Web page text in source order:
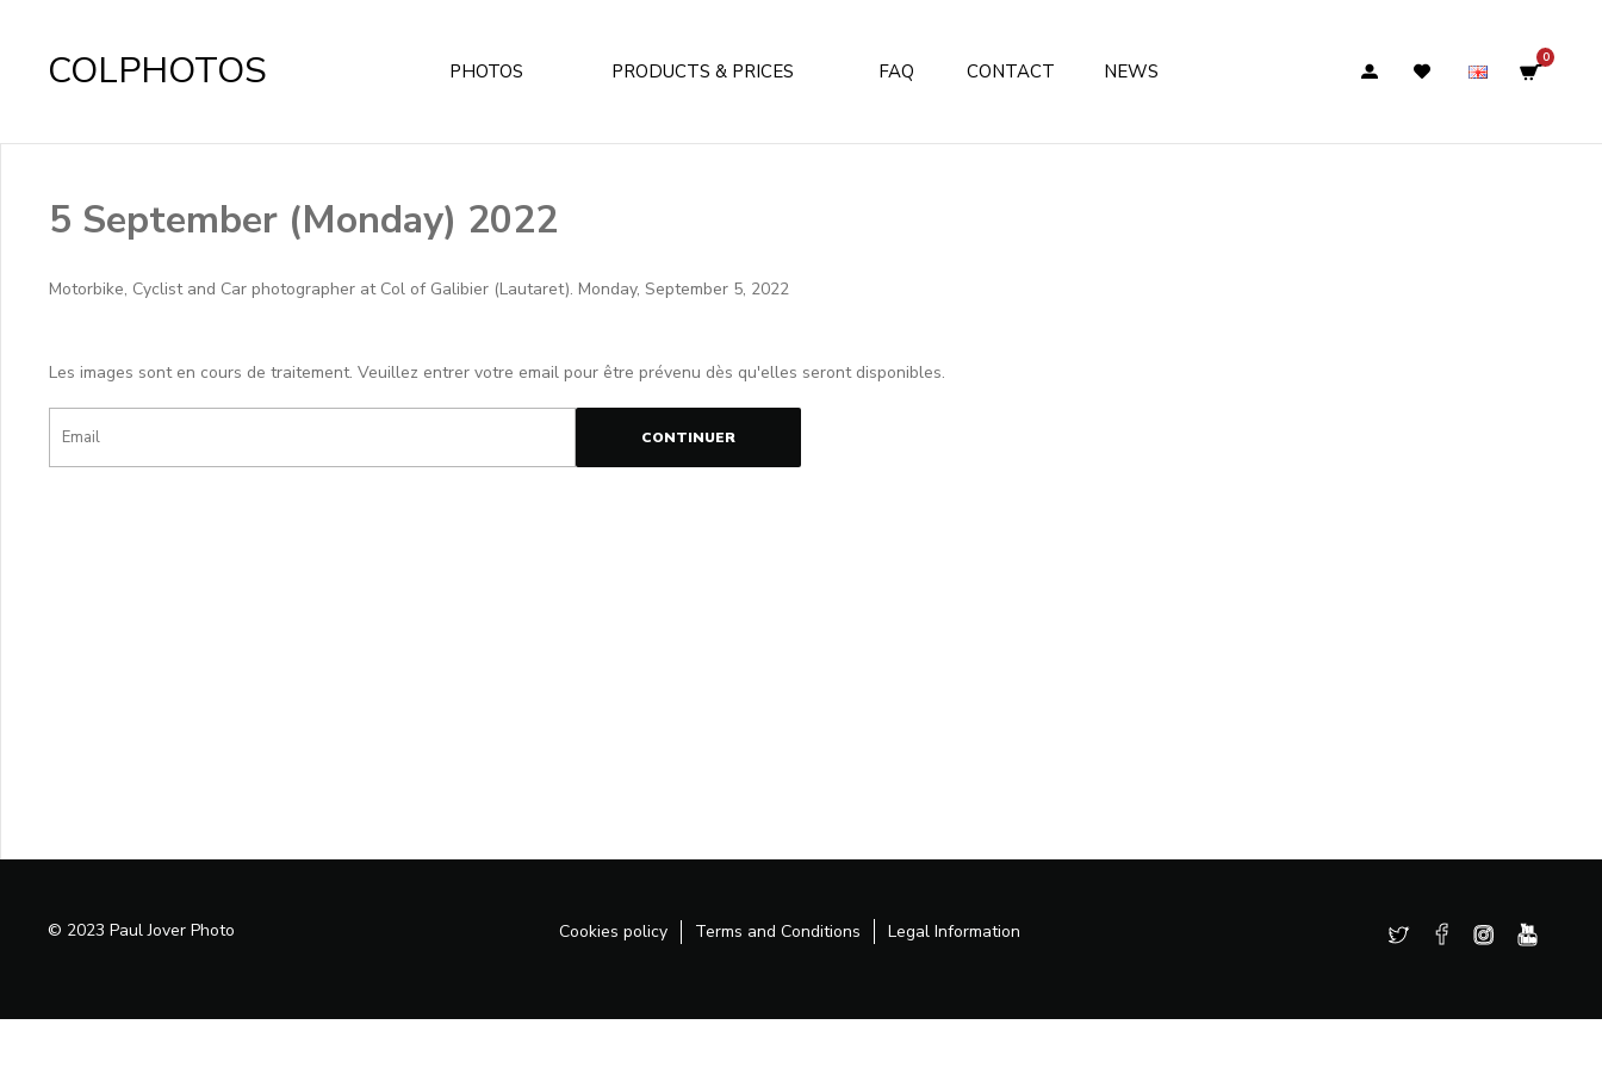
COLPHOTOS 0
PHOTOS PRODUCTS & PRICES FAQ CONTACT NEWS
5 September (Monday) 2022
Motorbike, Cyclist and Car photographer at Col of Galibier (Lautaret). Monday, September 5, 2022
Les images sont en cours de traitement. Veuillez entrer votre email pour être prévenu dès qu'elles seront disponibles.
CONTINUER
© 2023 Paul Jover Photo Cookies policy Terms and Conditions Legal Information